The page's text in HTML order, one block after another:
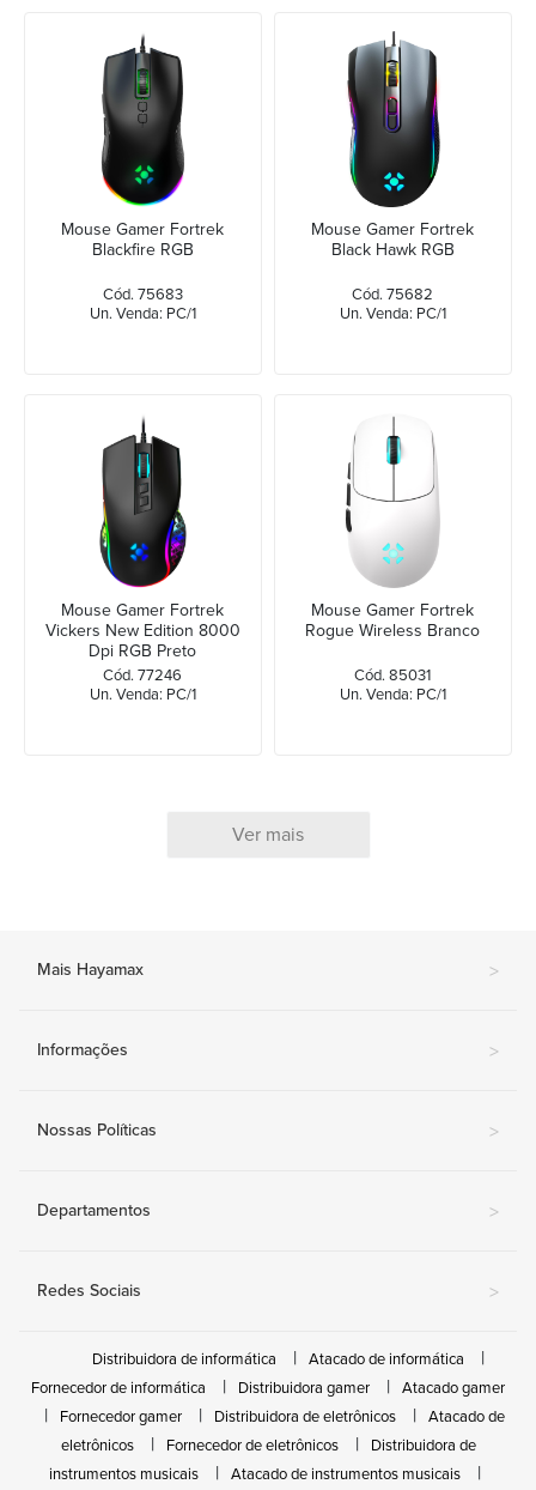
Mouse Gamer Fortrek
Blackfire RGB
Cód. 75683
Un. Venda: PC/1
Mouse Gamer Fortrek
Black Hawk RGB
Cód. 75682
Un. Venda: PC/1
Mouse Gamer Fortrek
Vickers New Edition 8000
Dpi RGB Preto
Cód. 77246
Un. Venda: PC/1
Mouse Gamer Fortrek
Rogue Wireless Branco
Cód. 85031
Un. Venda: PC/1
Ver mais
Mais Hayamax >
Informações >
Nossas Políticas >
Departamentos >
Redes Sociais >
Distribuidora de informática
Atacado de informática
Fornecedor de informática
Distribuidora gamer
Atacado gamer
Fornecedor gamer
Distribuidora de eletrônicos
Atacado de
eletrônicos
Fornecedor de eletrônicos
Distribuidora de
instrumentos musicais
Atacado de instrumentos musicais